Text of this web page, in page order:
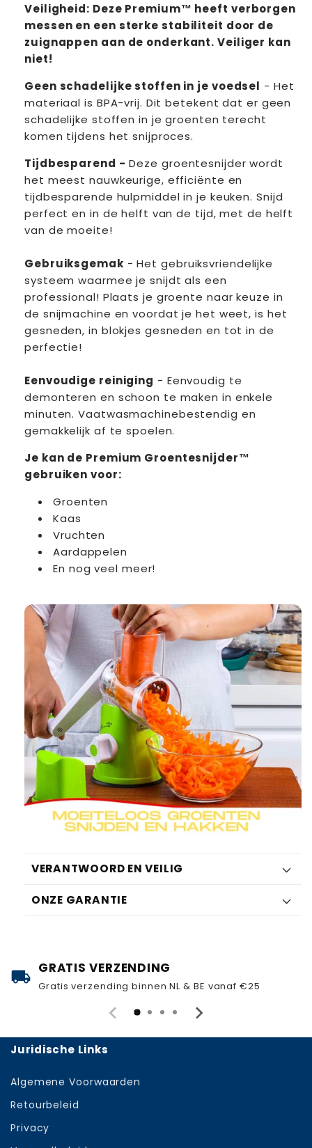
Veiligheid: Deze Premium™ heeft verborgen
messen en een sterke stabiliteit door de
zuignappen aan de onderkant. Veiliger kan
niet!
Geen schadelijke stoffen in je voedsel - Het
materiaal is BPA-vrij. Dit betekent dat er geen
schadelijke stoffen in je groenten terecht
komen tijdens het snijproces.
Tijdbesparend - Deze groentesnijder wordt
het meest nauwkeurige, efficiënte en
tijdbesparende hulpmiddel in je keuken. Snijd
perfect en in de helft van de tijd, met de helft
van de moeite!
Gebruiksgemak - Het gebruiksvriendelijke
systeem waarmee je snijdt als een
professional! Plaats je groente naar keuze in
de snijmachine en voordat je het weet, is het
gesneden, in blokjes gesneden en tot in de
perfectie!
Eenvoudige reiniging - Eenvoudig te
demonteren en schoon te maken in enkele
minuten. Vaatwasmachinebestendig en
gemakkelijk af te spoelen.
Je kan de Premium Groentesnijder™
gebruiken voor:
Groenten
Kaas
Vruchten
Aardappelen
En nog veel meer!
VERANTWOORD EN VEILIG
ONZE GARANTIE
local_shipping GRATIS VERZENDING
Gratis verzending binnen NL & BE vanaf €25
Juridische Links
Algemene Voorwaarden
Retourbeleid
Privacy